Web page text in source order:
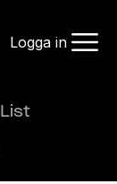
Logga in
List